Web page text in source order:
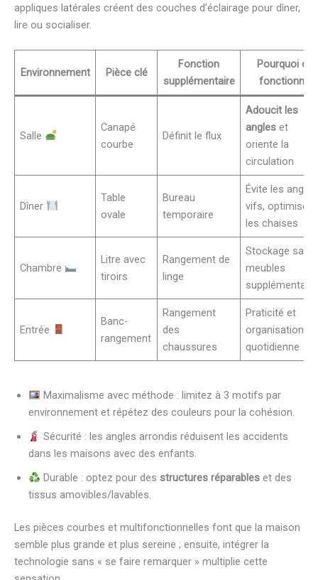
appliques latérales créent des couches d’éclairage pour dîner,
lire ou socialiser.
Environnement Pièce clé
Fonction
supplémentaire
Pourquoi ça
fonctionne
Salle
Canapé
courbe
Définit le flux
Adoucit les
angles et
oriente la
circulation
Dîner
Table
ovale
Bureau
temporaire
Évite les angles
vifs, optimise
les chaises
Chambre
Litre avec
tiroirs
Rangement de
linge
Stockage sans
meubles
Entrée
Banc-
rangement
Rangement
des
chaussures
Praticité et
organisation
quotidienne
Maximalisme avec méthode : limitez à 3 motifs par
environnement et répétez des couleurs pour la cohésion.
Sécurité : les angles arrondis réduisent les accidents
dans les maisons avec des enfants.
Durable : optez pour des structures réparableset des
tissus amovibles/lavables.
Les pièces courbes et multifonctionnelles font que la maison
semble plus grande et plus sereine ; ensuite, intégrer la
technologie sans « se faire remarquer » multiplie cette